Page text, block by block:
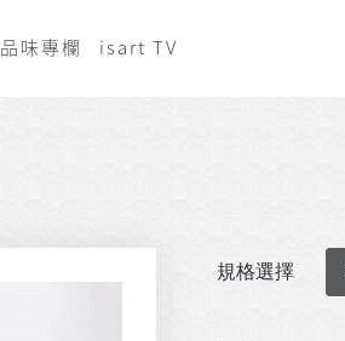
品味專欄 isart TV
規格選擇